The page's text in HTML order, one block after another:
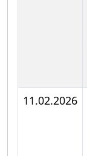
11.02.2026